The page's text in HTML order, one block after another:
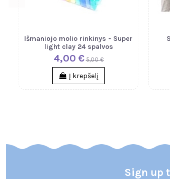
Išmaniojo molio rinkinys - Super
light clay 24 spalvos
4,00 € 5,00 €
Į krepšelį
Sign up